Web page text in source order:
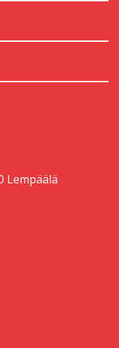
Lempäälä